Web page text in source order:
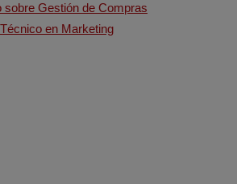
sobre Gestión de Compras
en Marketing